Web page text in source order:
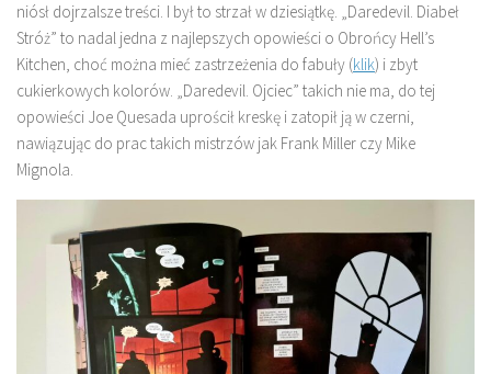
niósł dojrzalsze treści. I był to strzał w dziesiątkę. „Daredevil. Diabeł
Stróż” to nadal jedna z najlepszych opowieści o Obrońcy Hell’s
Kitchen, choć można mieć zastrzeżenia do fabuły (klik) i zbyt
cukierkowych kolorów. „Daredevil. Ojciec” takich nie ma, do tej
opowieści Joe Quesada uprościł kreskę i zatopił ją w czerni,
nawiązując do prac takich mistrzów jak Frank Miller czy Mike
Mignola.